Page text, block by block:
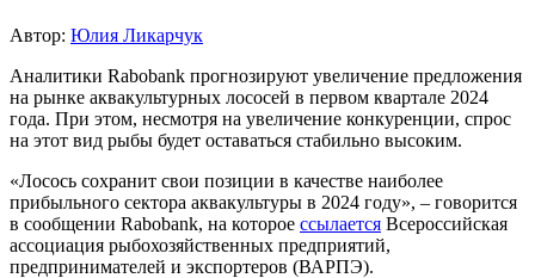
Автор: Юлия Ликарчук
Аналитики Rabobank прогнозируют увеличение предложения
на рынке аквакультурных лососей в первом квартале 2024
года. При этом, несмотря на увеличение конкуренции, спрос
на этот вид рыбы будет оставаться стабильно высоким.
«Лосось сохранит свои позиции в качестве наиболее
прибыльного сектора аквакультуры в 2024 году», – говорится
в сообщении Rabobank, на которое ссылается Всероссийская
ассоциация рыбохозяйственных предприятий,
предпринимателей и экспортеров (ВАРПЭ).